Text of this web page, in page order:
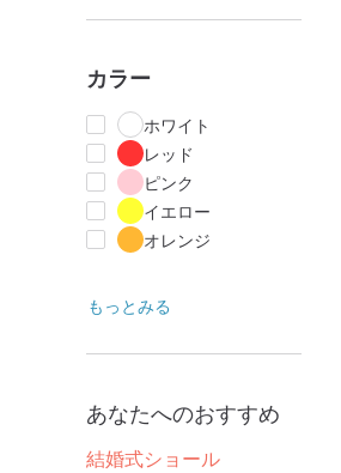
カラー
ホワイト
レッド
ピンク
イエロー
オレンジ
もっとみる
あなたへのおすすめ
結婚式ショール